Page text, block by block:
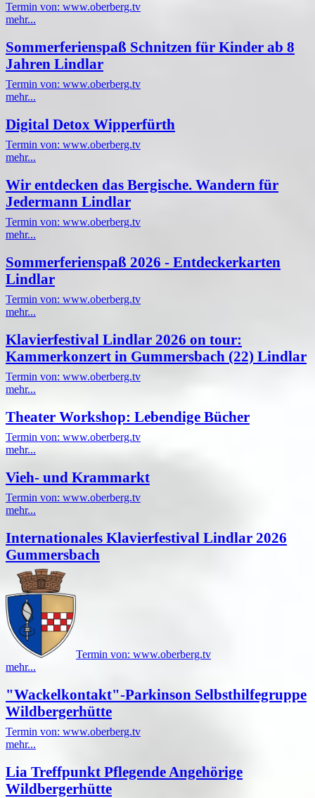
Termin von: www.oberberg.tv
mehr...
Sommerferienspaß Schnitzen für Kinder ab 8
Jahren Lindlar
Termin von: www.oberberg.tv
mehr...
Digital Detox Wipperfürth
Termin von: www.oberberg.tv
mehr...
Wir entdecken das Bergische. Wandern für
Jedermann Lindlar
Termin von: www.oberberg.tv
mehr...
Sommerferienspaß 2026 - Entdeckerkarten
Lindlar
Termin von: www.oberberg.tv
mehr...
Klavierfestival Lindlar 2026 on tour:
Kammerkonzert in Gummersbach (22) Lindlar
Termin von: www.oberberg.tv
mehr...
Theater Workshop: Lebendige Bücher
Termin von: www.oberberg.tv
mehr...
Vieh- und Krammarkt
Termin von: www.oberberg.tv
mehr...
Internationales Klavierfestival Lindlar 2026
Gummersbach
Termin von: www.oberberg.tv
mehr...
"Wackelkontakt"-Parkinson Selbsthilfegruppe
Wildbergerhütte
Termin von: www.oberberg.tv
mehr...
Lia Treffpunkt Pflegende Angehörige
Wildbergerhütte